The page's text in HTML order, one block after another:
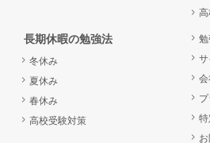
長期休暇の勉強法
冬休み
夏休み
春休み
高校受験対策